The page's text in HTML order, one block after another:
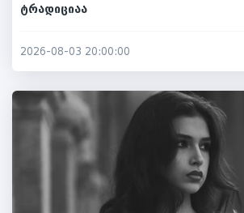
ტრადიციაა
2026-08-03 20:00:00